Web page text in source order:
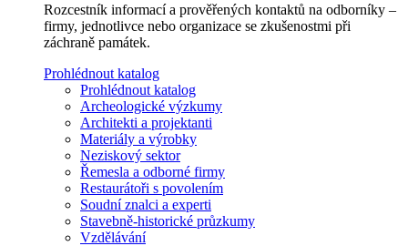
Rozcestník informací a prověřených kontaktů na odborníky –
firmy, jednotlivce nebo organizace se zkušenostmi při
záchraně památek.
Prohlédnout katalog
Prohlédnout katalog
Archeologické výzkumy
Architekti a projektanti
Materiály a výrobky
Neziskový sektor
Řemesla a odborné firmy
Restaurátoři s povolením
Soudní znalci a experti
Stavebně-historické průzkumy
Vzdělávání